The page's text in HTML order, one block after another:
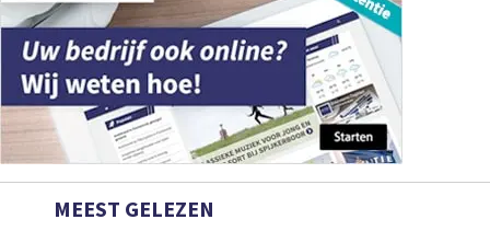
MEEST GELEZEN